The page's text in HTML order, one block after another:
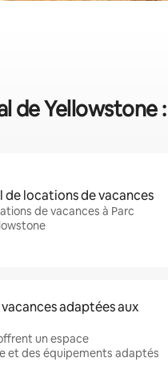
de
locations de vacances
de vacances à Parc
adaptées aux
un espace
et des équipements adaptés